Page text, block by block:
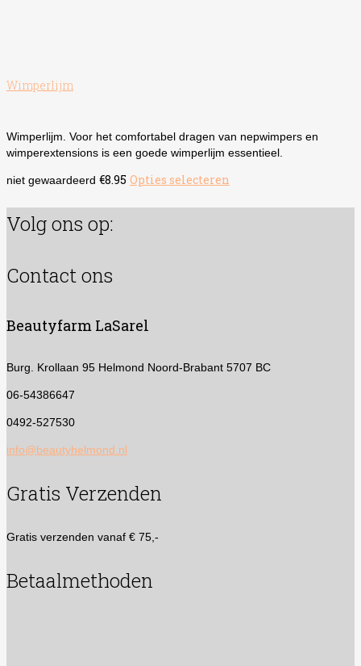
Wimperlijm
Wimperlijm. Voor het comfortabel dragen van nepwimpers en
wimperextensions is een goede wimperlijm essentieel.
niet gewaardeerd €8.95 Opties selecteren
heeft
productpagina
Volg ons op:
Contact ons
Beautyfarm LaSarel
Burg. Krollaan 95 Helmond Noord-Brabant 5707 BC
06-54386647
0492-527530
info@beautyhelmond.nl
Gratis Verzenden
Gratis verzenden vanaf € 75,-
Betaalmethoden